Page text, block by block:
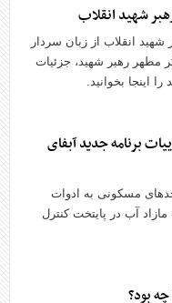
شهید انقلاب
شهید انقلاب از زبان سردار
مطهر رهبر شهید، جزئیات
اینجا بخوانید.
برنامه جدید آبفای
مسکونی به ادوات
آب در پایتخت کنترل
بود؟